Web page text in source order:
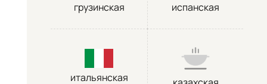
грузинская испанская
итальянская